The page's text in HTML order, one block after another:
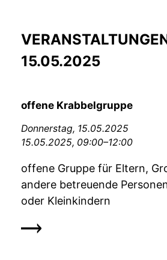
15.05.2025
offene Krabbelgruppe
Donnerstag, 15.05.2025
15.05.2025, 09:00–12:00
offene Gruppe für Eltern,
andere betreuende
oder Kleinkindern